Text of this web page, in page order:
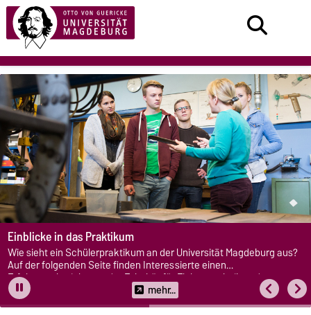
Einblicke in das Praktikum
Wie sieht ein Schülerpraktikum an der Universität Magdeburg aus?
Auf der folgenden Seite finden Interessierte einen
Erfahrungsbericht aus der Fakultät für Elektrotechnik und
Informationstechnik. mehr...